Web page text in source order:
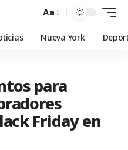
Aa
Nueva York
para
Friday en